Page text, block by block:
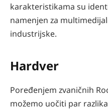
karakteristikama su
namenjen za
industrijske.
Hardver
Poređenjem zvaničnih
možemo uočiti par